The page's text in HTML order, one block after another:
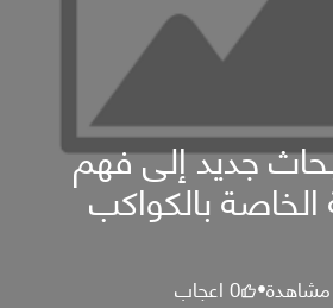
جديد إلى فهم
الخاصة بالكواكب
مشاهدة•
0اعجاب